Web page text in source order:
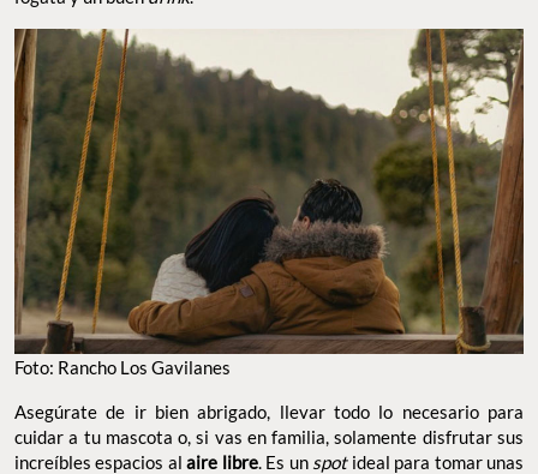
Foto: Rancho Los Gavilanes
Asegúrate de ir bien abrigado, llevar todo lo necesario para
cuidar a tu mascota o, si vas en familia, solamente disfrutar sus
increíbles espacios al aire libre. Es un spot ideal para tomar unas